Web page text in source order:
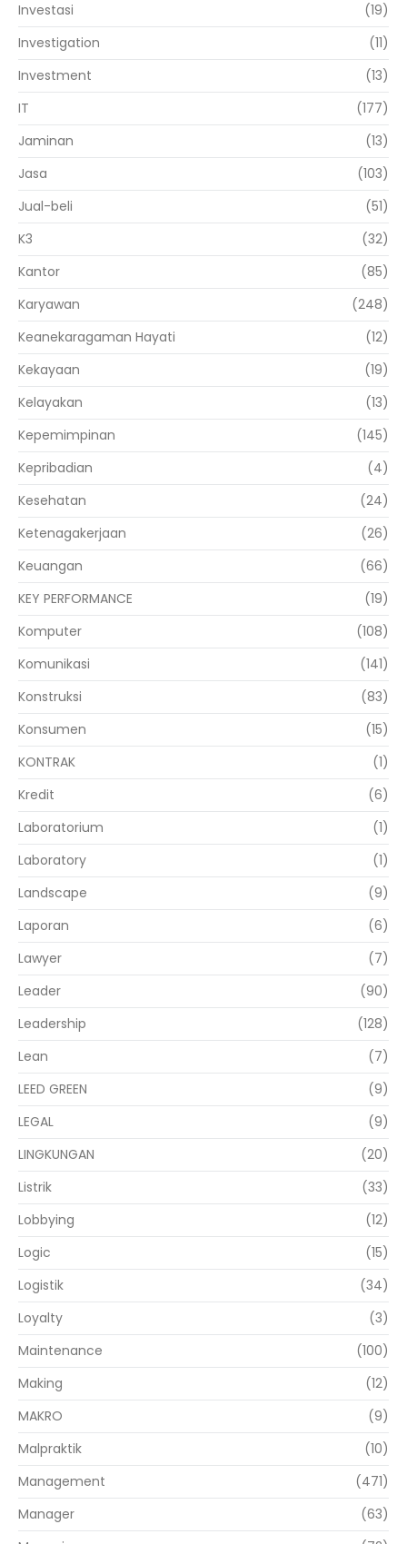
Investasi
(19)
Investigation
(11)
Investment
(13)
IT
(177)
Jaminan
(13)
Jasa
(103)
Jual-beli
(51)
K3
(32)
Kantor
(85)
Karyawan
(248)
Keanekaragaman Hayati
(12)
Kekayaan
(19)
Kelayakan
(13)
Kepemimpinan
(145)
Kepribadian
(4)
Kesehatan
(24)
Ketenagakerjaan
(26)
Keuangan
(66)
KEY PERFORMANCE
(19)
Komputer
(108)
Komunikasi
(141)
Konstruksi
(83)
Konsumen
(15)
KONTRAK
(1)
Kredit
(6)
Laboratorium
(1)
Laboratory
(1)
Landscape
(9)
Laporan
(6)
Lawyer
(7)
Leader
(90)
Leadership
(128)
Lean
(7)
LEED GREEN
(9)
LEGAL
(9)
LINGKUNGAN
(20)
Listrik
(33)
Lobbying
(12)
Logic
(15)
Logistik
(34)
Loyalty
(3)
Maintenance
(100)
Making
(12)
MAKRO
(9)
Malpraktik
(10)
Management
(471)
Manager
(63)